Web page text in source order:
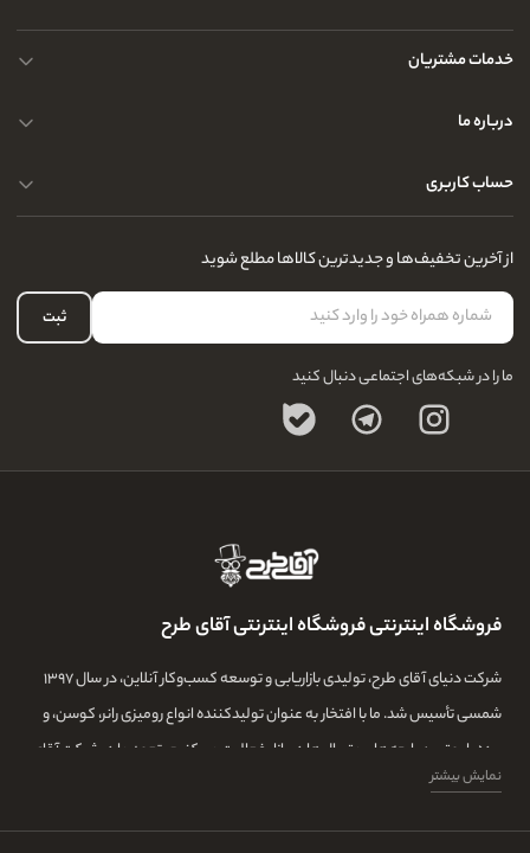
خدمات مشتریان
نحوه ارسال کالا
راهنمای قوانین و مقررات
تماس با ما
سوالات متداول
درباره ما
پرسش و پاسخ های متداول
مجله و بلاگ
حساب کاربری
لیست علاقه‌مندی
حساب کاربری
از آخرین تخفیف‌ها و جدیدترین کالاها مطلع شوید
ثبت
ما را در شبکه‌های اجتماعی دنبال کنید
فروشگاه اینترنتی فروشگاه اینترنتی آقای طرح
شرکت دنیای آقای طرح، تولیدی بازاریابی و توسعه کسب‌وکار آنلاین، در سال ۱۳۹۷
شمسی تأسیس شد. ما با افتخار به عنوان تولیدکننده انواع رومیزی رانر، کوسن، و
پرده با بهترین پارچه‌ها و متریال‌ها در بازار فعالیت می‌کنیم. تعهد ما در شرکت آقای
طرح، تولید بهترین محصولات با استفاده از تیمی ماهر و با تجربه و بهترین خیاط ها
نمایش بیشتر